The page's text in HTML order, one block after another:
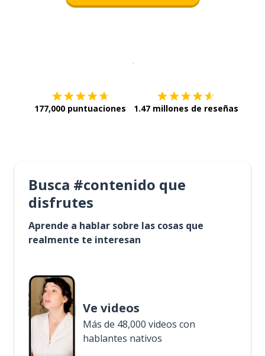
177,000 puntuaciones 1.47 millones de reseñas
Busca #contenido que
disfrutes
Aprende a hablar sobre las cosas que
realmente te interesan
Ve videos
Más de 48,000 videos con
hablantes nativos